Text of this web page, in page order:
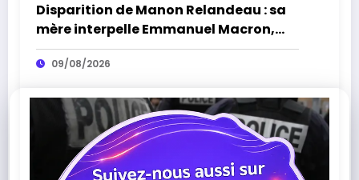
Disparition de Manon Relandeau : sa
mère interpelle Emmanuel Macron,
une cagnotte lancée pour sauver la
ferme
09/08/2026